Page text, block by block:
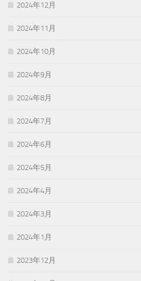
2024年12月
2024年11月
2024年10月
2024年9月
2024年8月
2024年7月
2024年6月
2024年5月
2024年4月
2024年3月
2024年1月
2023年12月